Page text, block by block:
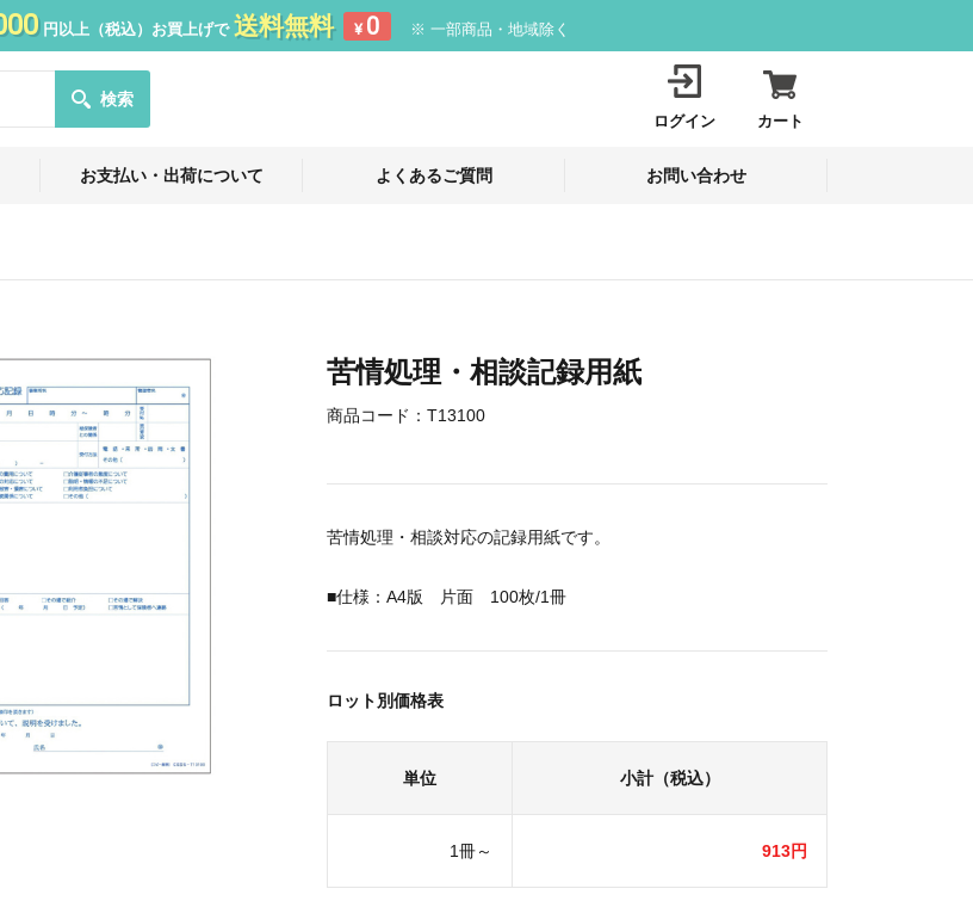
円以上（税込）お買上げで 送料無料 ¥ 0 ※ 一部商品・地域除く
検索
ログイン カート
お支払い・出荷について よくあるご質問 お問い合わせ
苦情処理・相談記録用紙
商品コード： T13100
苦情処理・相談対応の記録用紙です。
■仕様：A4版 片面 100枚/1冊
ロット別価格表
単位 小計（税込）
1冊～ 913円